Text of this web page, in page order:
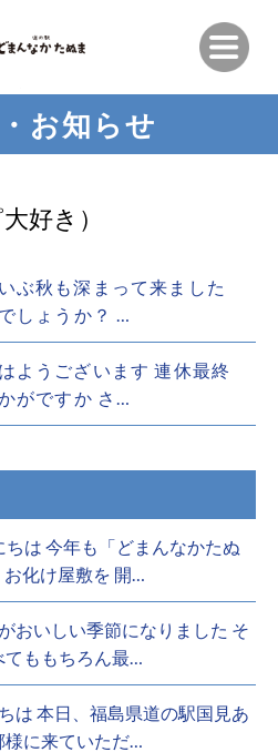
お知らせ
好き）
ぶ秋も深まって来ました
しょうか？ …
ようございます 連休最終
がですか さ…
は 今年も「どまんなかたぬ
お化け屋敷を 開…
おいしい季節になりました そ
てももちろん最…
は 本日、福島県道の駅国見あ
様に来ていただ…